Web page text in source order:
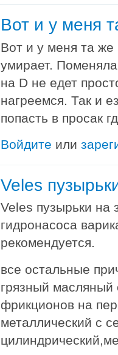
Вот и у меня
Вот и у меня та же
умирает.
на D не едет
нагреемся. Так и
попасть в просак
Войдите или
Veles
Veles пузырьки на
гидронасоса
рекомендуется.
все остальные
грязный масляный
фрикционов на
металлический с